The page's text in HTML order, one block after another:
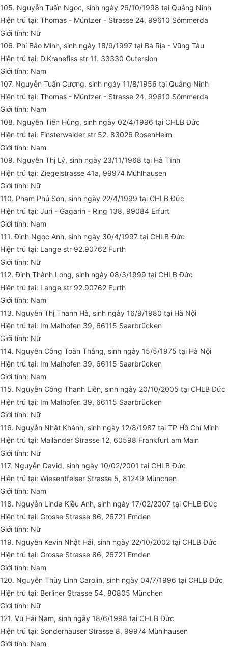
105. Nguyễn Tuấn Ngọc, sinh ngày 26/10/1998 tại Quảng Ninh
Hiện trú tại: Thomas - Müntzer - Strasse 24, 99610 Sömmerda
Giới tính: Nữ
106. Phí Bảo Minh, sinh ngày 18/9/1997 tại Bà Rịa - Vũng Tàu
Hiện trú tại: D.Kranefiss str 11. 33330 Guterslon
Giới tính: Nam
107. Nguyễn Tuấn Cương, sinh ngày 11/8/1956 tại Quảng Ninh
Hiện trú tại: Thomas - Müntzer - Strasse 24, 99610 Sömmerda
Giới tính: Nam
108. Nguyễn Tiến Hùng, sinh ngày 02/4/1996 tại CHLB Đức
Hiện trú tại: Finsterwalder str 52. 83026 RosenHeim
Giới tính: Nam
109. Nguyễn Thị Lý, sinh ngày 23/11/1968 tại Hà Tĩnh
Hiện trú tại: Ziegelstrasse 41a, 99974 Mühlhausen
Giới tính: Nữ
110. Phạm Phú Sơn, sinh ngày 22/4/1999 tại CHLB Đức
Hiện trú tại: Juri - Gagarin - Ring 138, 99084 Erfurt
Giới tính: Nam
111. Đinh Ngọc Anh, sinh ngày 30/4/1997 tại CHLB Đức
Hiện trú tại: Lange str 92.90762 Furth
Giới tính: Nữ
112. Đinh Thành Long, sinh ngày 08/3/1999 tại CHLB Đức
Hiện trú tại: Lange str 92.90762 Furth
Giới tính: Nam
113. Nguyễn Thị Thanh Hà, sinh ngày 16/9/1980 tại Hà Nội
Hiện trú tại: Im Malhofen 39, 66115 Saarbrücken
Giới tính: Nữ
114. Nguyễn Công Toàn Thắng, sinh ngày 15/5/1975 tại Hà Nội
Hiện trú tại: Im Malhofen 39, 66115 Saarbrücken
Giới tính: Nam
115. Nguyễn Công Thanh Liên, sinh ngày 20/10/2005 tại CHLB Đức
Hiện trú tại: Im Malhofen 39, 66115 Saarbrücken
Giới tính: Nữ
116. Nguyễn Nhật Khánh, sinh ngày 12/8/1987 tại TP Hồ Chí Minh
Hiện trú tại: Mailänder Strasse 12, 60598 Frankfurt am Main
Giới tính: Nữ
117. Nguyễn David, sinh ngày 10/02/2001 tại CHLB Đức
Hiện trú tại: Wiesentfelser Strasse 5, 81249 München
Giới tính: Nam
118. Nguyễn Linda Kiều Anh, sinh ngày 17/02/2007 tại CHLB Đức
Hiện trú tại: Grosse Strasse 86, 26721 Emden
Giới tính: Nữ
119. Nguyễn Kevin Nhật Hải, sinh ngày 22/10/2002 tại CHLB Đức
Hiện trú tại: Grosse Strasse 86, 26721 Emden
Giới tính: Nam
120. Nguyễn Thùy Linh Carolin, sinh ngày 04/7/1996 tại CHLB Đức
Hiện trú tại: Berliner Strasse 54, 80805 München
Giới tính: Nữ
121. Vũ Hải Nam, sinh ngày 18/6/1998 tại CHLB Đức
Hiện trú tại: Sonderhäuser Strasse 8, 99974 Mühlhausen
Giới tính: Nam